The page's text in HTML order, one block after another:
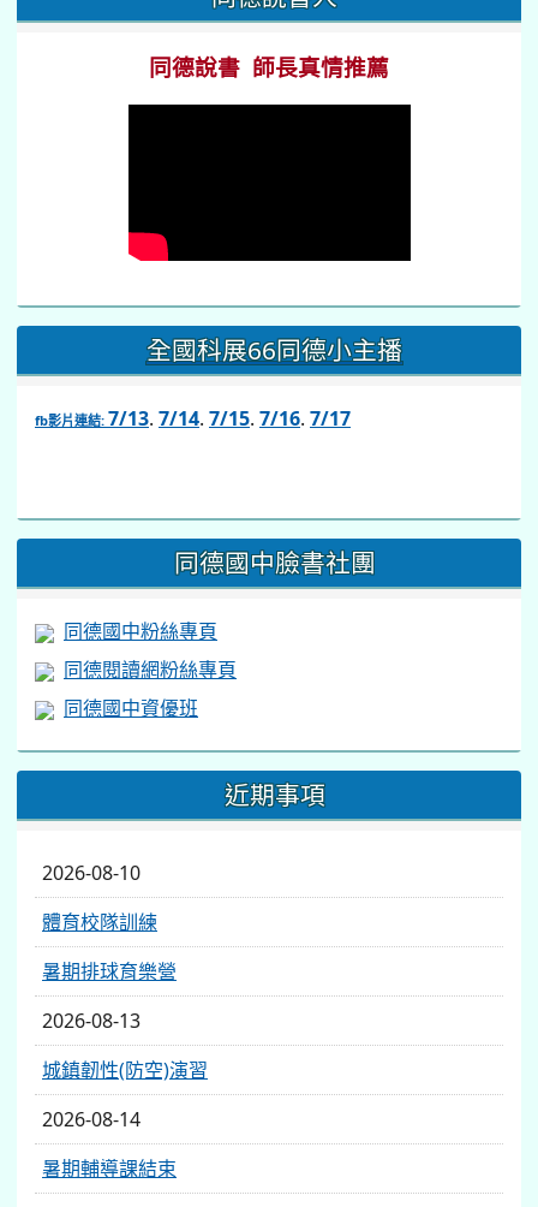
同德說書 師長真情推薦
全國科展66同德小主播
fb影片連結: 7/13. 7/14. 7/15. 7/16. 7/17
https://www.facebook.com/share/v/1BsLSkstia/
同德國中臉書社團
同德國中粉絲專頁
同德閱讀網粉絲專頁
同德國中資優班
近期事項
2026-08-10
體育校隊訓練
暑期排球育樂營
2026-08-13
城鎮韌性(防空)演習
2026-08-14
暑期輔導課結束